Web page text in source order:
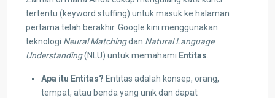
tertentu (keyword stuffing) untuk masuk ke halaman
pertama telah berakhir. Google kini menggunakan
teknologi Neural Matchingdan Natural Language
Understanding(NLU) untuk memahami Entitas
Apa itu Entitas? Entitas adalah konsep, orang,
tempat, atau benda yang unik dan dapat